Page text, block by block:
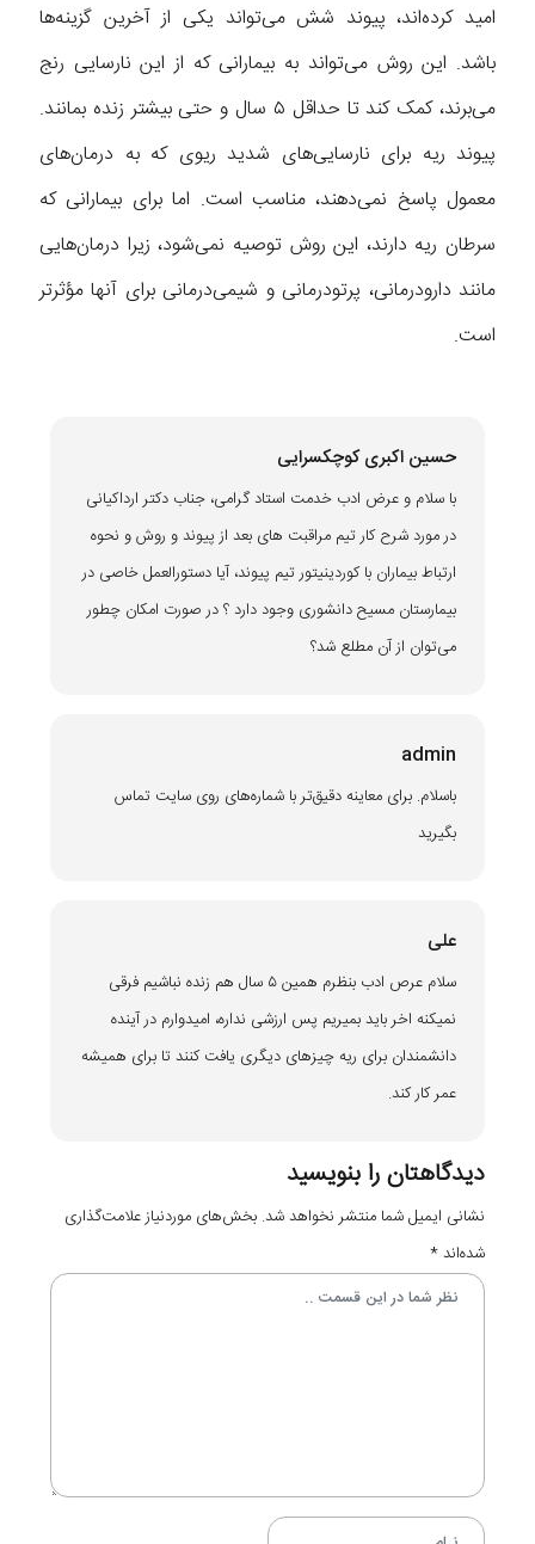
امید کرده‌اند، پیوند‌ شش می‌تواند یکی از آخرین گزینه‌ها
باشد. این روش می‌تواند به بیمارانی که از این نارسایی رنج
می‌برند، کمک کند تا حداقل ۵ سال و حتی بیشتر زنده بمانند.
پیوند ریه برای نارسایی‌های شدید ریوی که به درمان‌های
معمول پاسخ نمی‌دهند، مناسب است. اما برای بیمارانی که
سرطان ریه دارند، این روش توصیه نمی‌شود، زیرا درمان‌هایی
مانند دارودرمانی، پرتودرمانی و شیمی‌درمانی برای آنها مؤثرتر
است.
حسین اکبری کوچکسرایی
با سلام و عرض ادب خدمت استاد گرامی، جناب دکتر ارداکیانی
در مورد شرح کار تیم مراقبت های بعد از پیوند و روش و نحوه
ارتباط بیماران با کوردینیتور تیم پیوند، آیا دستورالعمل خاصی در
بیمارستان مسیح دانشوری وجود دارد ؟ در صورت امکان چطور
می‌توان از آن مطلع شد؟
admin
باسلام. برای معاینه دقیق‌تر با شماره‌های روی سایت تماس
بگیرید
علی
سلام عرص ادب بنظرم همین ۵ سال هم زنده نباشیم فرقی
نمیکنه اخر باید بمیریم پس ارزشی نداره، امیدوارم در آینده
دانشمندان برای ریه چیزهای دیگری یافت کنند تا برای همیشه
عمر کار کند.
دیدگاهتان را بنویسید
نشانی ایمیل شما منتشر نخواهد شد. بخش‌های موردنیاز علامت‌گذاری
شده‌اند*